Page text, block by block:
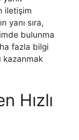
iletişim
yanı sıra,
bulunma
fazla bilgi
kazanmak
Hızlı